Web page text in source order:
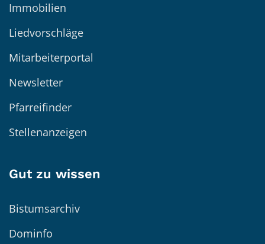
Immobilien
Liedvorschläge
Mitarbeiterportal
Newsletter
Pfarreifinder
Stellenanzeigen
Gut zu wissen
Bistumsarchiv
Dominfo